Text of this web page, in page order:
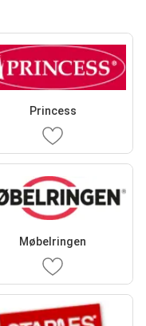
Princess
Møbelringen